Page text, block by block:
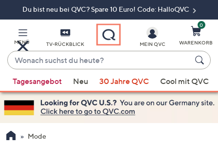
Du bist neu bei QVC? Spare 10 Euro! Code: HalloQVC
MENÜ TV-RÜCKBLICK
Wonach
suchst
du
heute?
Vorschläge
verfügbar
sind,
verwenden
Sie
MEIN QVC
0
WARENKORB
Tagesangebot Neu 30 Jahre QVC Cool mit QVC
Mode